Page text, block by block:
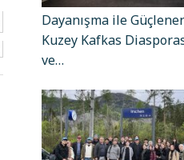
Dayanışma ile
Kuzey Kafkas
ve…